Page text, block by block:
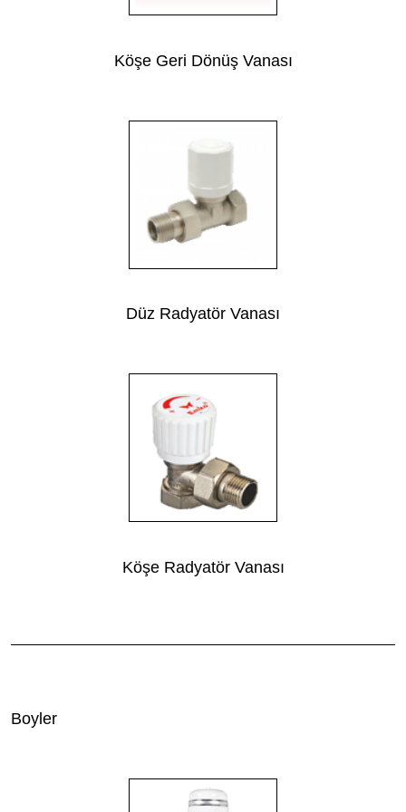
Köşe Geri Dönüş Vanası
Düz Radyatör Vanası
Köşe Radyatör Vanası
Boyler